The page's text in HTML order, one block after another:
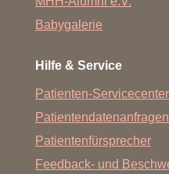
Babygalerie
Hilfe & Service
Patienten-Servicecenter
Patientenfürsprecher
Feedback- und